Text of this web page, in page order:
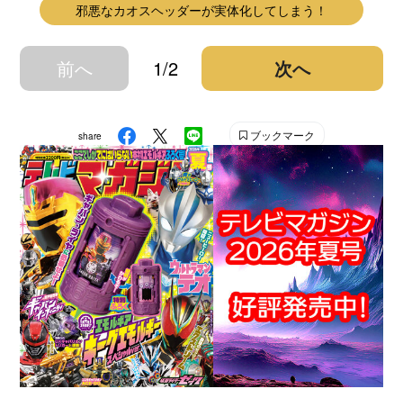
邪悪なカオスヘッダーが実体化してしまう！
前へ 1/2 次へ
share ブックマーク